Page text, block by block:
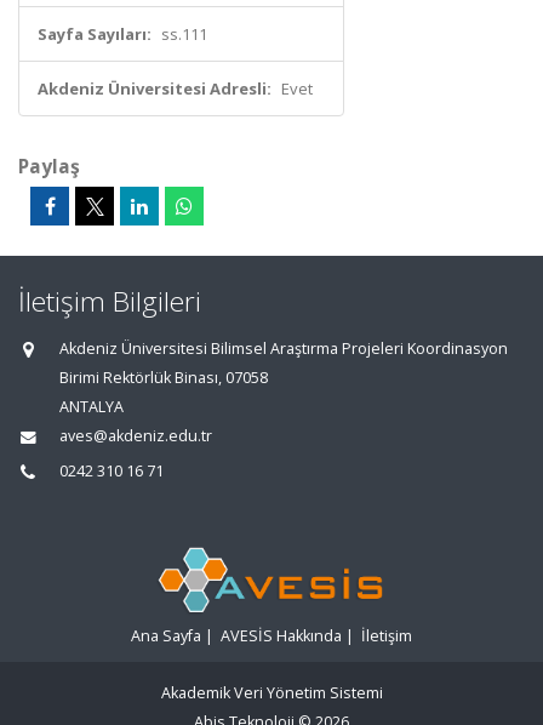
Sayfa Sayıları: ss.111
Akdeniz Üniversitesi Adresli: Evet
Paylaş
İletişim Bilgileri
Akdeniz Üniversitesi Bilimsel Araştırma Projeleri Koordinasyon
Birimi Rektörlük Binası, 07058
ANTALYA
aves@akdeniz.edu.tr
0242 310 16 71
Ana Sayfa | AVESİS Hakkında | İletişim
Akademik Veri Yönetim Sistemi